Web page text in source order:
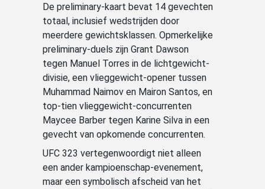
De preliminary-kaart bevat 14 gevechten
totaal, inclusief wedstrijden door
meerdere gewichtsklassen. Opmerkelijke
preliminary-duels zijn Grant Dawson
tegen Manuel Torres in de lichtgewicht-
divisie, een vlieggewicht-opener tussen
Muhammad Naimov en Mairon Santos, en
top-tien vlieggewicht-concurrenten
Maycee Barber tegen Karine Silva in een
gevecht van opkomende concurrenten.
UFC 323 vertegenwoordigt niet alleen
een ander kampioenschap-evenement,
maar een symbolisch afscheid van het